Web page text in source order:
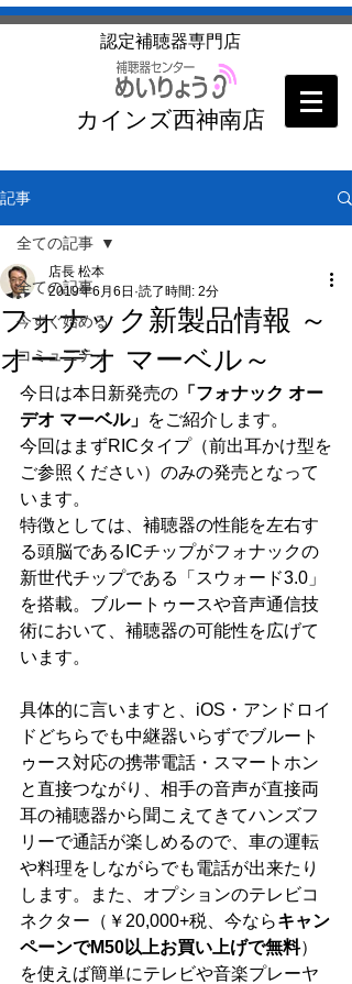
​認定補聴器専門店
カインズ西神南店
記事
全ての記事
今すぐ始める
コミュニティ
全ての記事
フォナック新製品情報 ～
オーデオ マーベル～
店長 松本
2019年6月6日 読了時間: 2分
今日は本日新発売の 「フォナック オー
デオ マーベル」 をご紹介します。
今回はまずRICタイプ（前出耳かけ型を
ご参照ください）のみの発売となって
います。
特徴としては、補聴器の性能を左右す
る頭脳であるICチップがフォナックの
新世代チップである「スウォード3.0」
を搭載。ブルートゥースや音声通信技
術において、補聴器の可能性を広げて
います。
具体的に言いますと、iOS・アンドロイ
ドどちらでも中継器いらずでブルート
ゥース対応の携帯電話・スマートホン
と直接つながり、相手の音声が直接両
耳の補聴器から聞こえてきてハンズフ
リーで通話が楽しめるので、車の運転
や料理をしながらでも電話が出来たり
します。また、オプションのテレビコ
ネクター（￥20,000+税、今ならキャン
ペーンでM50以上お買い上げで無料）
を使えば簡単にテレビや音楽プレーヤ